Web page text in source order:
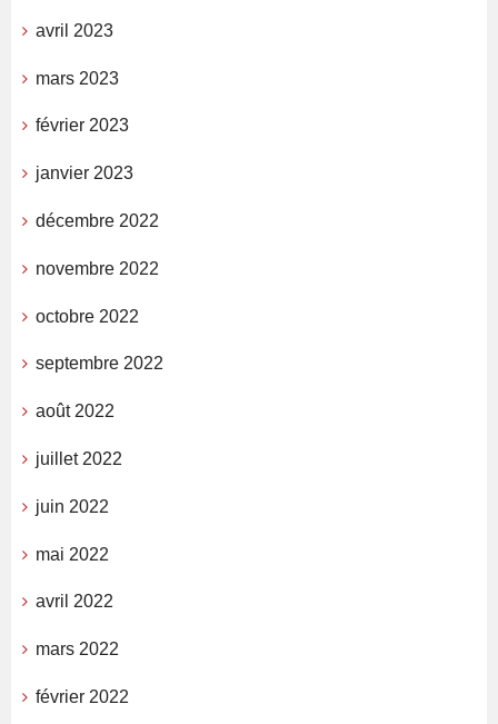
avril 2023
mars 2023
février 2023
janvier 2023
décembre 2022
novembre 2022
octobre 2022
septembre 2022
août 2022
juillet 2022
juin 2022
mai 2022
avril 2022
mars 2022
février 2022